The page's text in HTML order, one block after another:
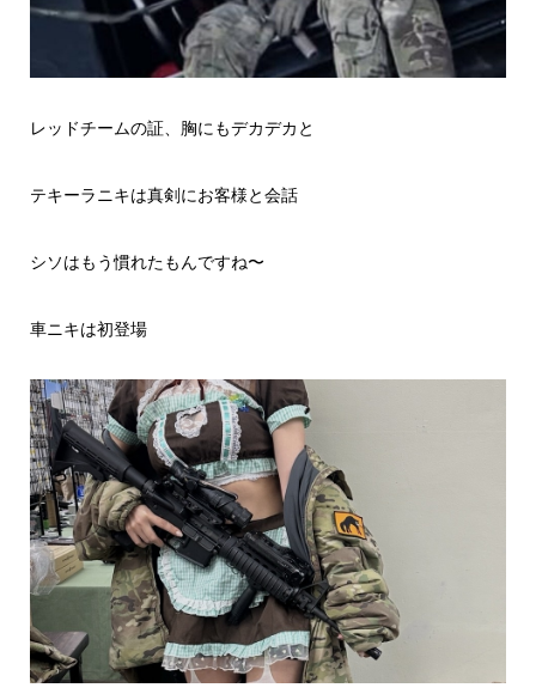
レッドチームの証、胸にもデカデカと
テキーラニキは真剣にお客様と会話
シソはもう慣れたもんですね〜
車ニキは初登場